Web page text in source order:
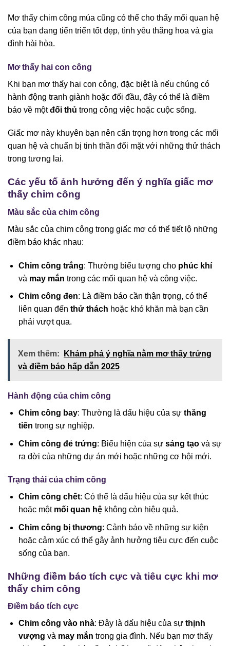
Mơ thấy chim công múa cũng có thể cho thấy mối quan hệ
của bạn đang tiến triển tốt đẹp, tình yêu thăng hoa và gia
đình hài hòa.
Mơ thấy hai con công
Khi bạn mơ thấy hai con công, đặc biệt là nếu chúng có
hành động tranh giành hoặc đối đầu, đây có thể là điềm
báo về mộtđối thủ trong công việc hoặc cuộc sống.
Giấc mơ này khuyên bạn nên cẩn trọng hơn trong các mối
quan hệ và chuẩn bị tinh thần đối mặt với những thử thách
trong tương lai.
Các yếu tố ảnh hưởng đến ý nghĩa giấc mơ
thấy chim công
Màu sắc của chim công
Màu sắc của chim công trong giấc mơ có thể tiết lộ những
điềm báo khác nhau:
Chim công trắng: Thường biểu tượng cho phúc khí
và may mắn trong các mối quan hệ và công việc.
Chim công đen: Là điềm báo cần thận trọng, có thể
liên quan đến thử thách hoặc khó khăn mà bạn cần
phải vượt qua.
Xem thêm:
Khám phá ý nghĩa nằm mơ thấy trứng
và điềm báo hấp dẫn 2025
Hành động của chim công
Chim công bay: Thường là dấu hiệu của sự thăng
tiến trong sự nghiệp.
Chim công đẻ trứng: Biểu hiện của sự sáng tạovà sự
ra đời của những dự án mới hoặc những cơ hội mới.
Trạng thái của chim công
Chim công chết: Có thể là dấu hiệu của sự kết thúc
hoặc một mối quan hệkhông còn hiệu quả.
Chim công bị thương: Cảnh báo về những sự kiện
hoặc cảm xúc có thể gây ảnh hưởng tiêu cực đến cuộc
sống của bạn.
Những điềm báo tích cực và tiêu cực khi mơ
thấy chim công
Điềm báo tích cực
Chim công vào nhà: Đây là dấu hiệu của sự thịnh
vượng và may mắn trong gia đình. Nếu bạn mơ thấy